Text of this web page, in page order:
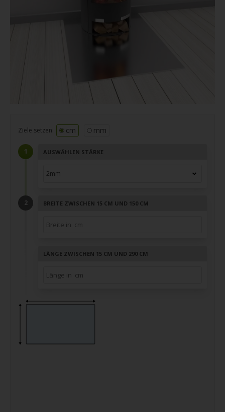
Ziele setzen: cm mm
AUSWÄHLEN STÄRKE
BREITE ZWISCHEN 15 CM UND 150 CM
LÄNGE ZWISCHEN 15 CM UND 290 CM